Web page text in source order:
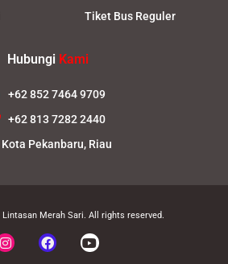
Tiket Bus Reguler
Hubungi Kami
+62 852 7464 9709
+62 813 7282 2440
Kota Pekanbaru, Riau
Lintasan Merah Sari. All rights reserved.